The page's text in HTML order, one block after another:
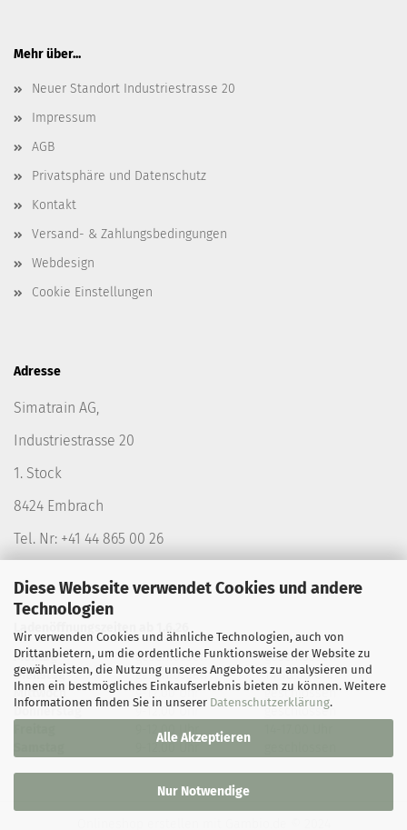
Diese Webseite verwendet Cookies und andere
Technologien
Wir verwenden Cookies und ähnliche Technologien, auch von
Drittanbietern, um die ordentliche Funktionsweise der Website zu
gewährleisten, die Nutzung unseres Angebotes zu analysieren und
Ihnen ein bestmögliches Einkaufserlebnis bieten zu können. Weitere
Informationen finden Sie in unserer Datenschutzerklärung.
Alle Akzeptieren
Nur Notwendige
Mehr über...
Neuer Standort Industriestrasse 20
Impressum
AGB
Privatsphäre und Datenschutz
Kontakt
Versand- & Zahlungsbedingungen
Webdesign
Cookie Einstellungen
Adresse
Simatrain AG,
Industriestrasse 20
1. Stock
8424 Embrach
Tel. Nr: +41 44 865 00 26
Ladenöffnungszeiten ab 1.6.26
Montag
geschlossen
geschlossen
Dienstag
geschlossen
14-18.00 Uhr
Mittwoch
9-12.00 Uhr
geschlossen
Donnerstag
9-12.00 Uhr
geschlossen
9-12.00 Uhr